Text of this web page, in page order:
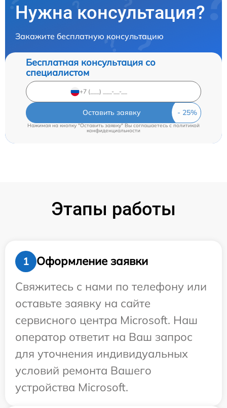
Нужна консультация?
Закажите бесплатную консультацию
Бесплатная консультация со
специалистом
Оставить заявку
Нажимая на кнопку "Оставить заявку" Вы соглашаетесь cполитикой
конфиденциальности
Этапы работы
1
Оформление заявки
Свяжитесь с нами по телефону или
оставьте заявку на сайте
сервисного центра Microsoft. Наш
оператор ответит на Ваш запрос
для уточнения индивидуальных
условий ремонта Вашего
устройства Microsoft.